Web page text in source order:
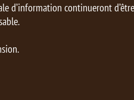
d’information continueront d’être